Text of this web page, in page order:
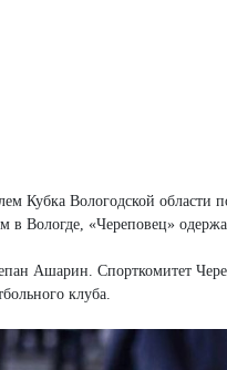
Кубка Вологодской
Вологде, «Череповец»
Ашарин. Спорткомитет
клуба.